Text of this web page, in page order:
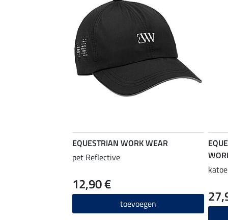
EQUESTRIAN WORK WEAR
pet Reflective
12,90 €
toevoegen